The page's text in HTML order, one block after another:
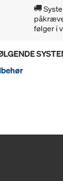
følger i